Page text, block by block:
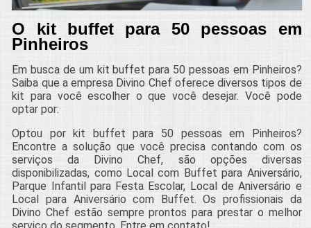
O kit buffet para 50 pessoas em
Pinheiros
Em busca de um kit buffet para 50 pessoas em Pinheiros?
Saiba que a empresa Divino Chef oferece diversos tipos de
kit para você escolher o que você desejar. Você pode
optar por:
Optou por kit buffet para 50 pessoas em Pinheiros?
Encontre a solução que você precisa contando com os
serviços da Divino Chef, são opções diversas
disponibilizadas, como Local com Buffet para Aniversário,
Parque Infantil para Festa Escolar, Local de Aniversário e
Local para Aniversário com Buffet. Os profissionais da
Divino Chef estão sempre prontos para prestar o melhor
serviço do segmento. Entre em contato!